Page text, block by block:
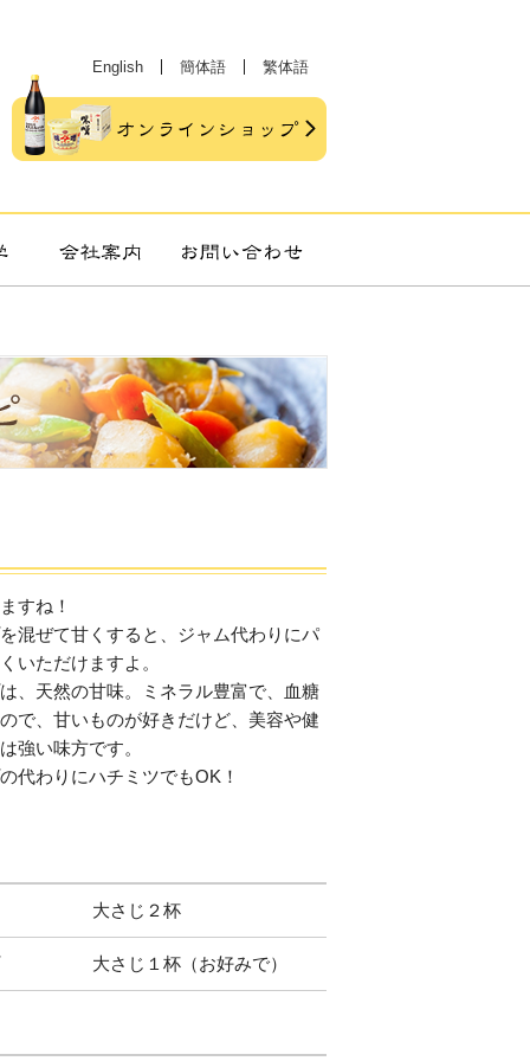
English 簡体語 繁体語
すね！
混ぜて甘くすると、ジャム代わりにパ
いただけますよ。
、天然の甘味。ミネラル豊富で、血糖
で、甘いものが好きだけど、美容や健
強い味方です。
代わりにハチミツでもOK！
大さじ２杯
大さじ１杯（お好みで）